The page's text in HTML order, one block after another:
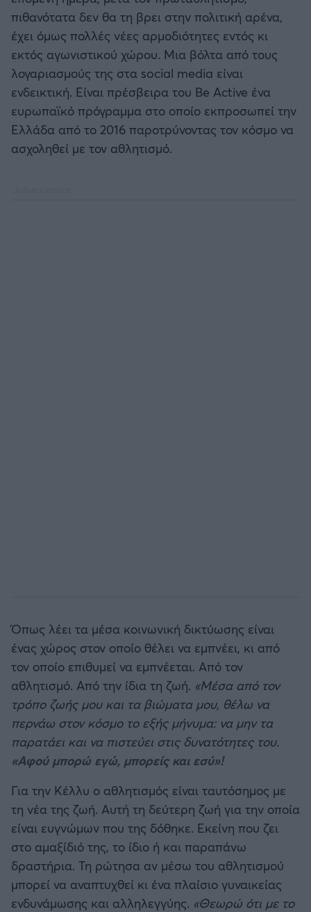
πιθανότατα δεν θα τη βρει στην πολιτική αρένα,
έχει όμως πολλές νέες αρμοδιότητες εντός κι
εκτός αγωνιστικού χώρου. Μια βόλτα από τους
λογαριασμούς της στα social media είναι
ενδεικτική. Είναι πρέσβειρα του Be Active ένα
ευρωπαϊκό πρόγραμμα στο οποίο εκπροσωπεί την
Ελλάδα από το 2016 παροτρύνοντας τον κόσμο να
ασχοληθεί με τον αθλητισμό.
Όπως λέει τα μέσα κοινωνική δικτύωσης είναι
ένας χώρος στον οποίο θέλει να εμπνέει, κι από
τον οποίο επιθυμεί να εμπνέεται. Από τον
αθλητισμό. Από την ίδια τη ζωή. «Μέσα από τον
τρόπο ζωής μου και τα βιώματα μου, θέλω να
περνάω στον κόσμο το εξής μήνυμα: να μην τα
παρατάει και να πιστεύει στις δυνατότητες του.
«Αφού μπορώ εγώ, μπορείς και εσύ»!
Για την Κέλλυ ο αθλητισμός είναι ταυτόσημος με
τη νέα της ζωή. Αυτή τη δεύτερη ζωή για την οποία
είναι ευγνώμων που της δόθηκε. Εκείνη που ζει
στο αμαξίδιό της, το ίδιο ή και παραπάνω
δραστήρια. Τη ρώτησα αν μέσω του αθλητισμού
μπορεί να αναπτυχθεί κι ένα πλαίσιο γυναικείας
ενδυνάμωσης και αλληλεγγύης. «Θεωρώ ότι με το